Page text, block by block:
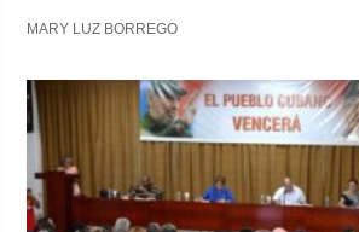
MARY LUZ BORREGO